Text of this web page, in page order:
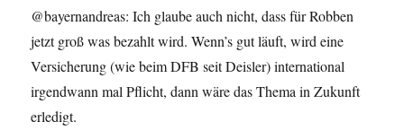
@bayernandreas: Ich glaube auch nicht, dass für Robben
jetzt groß was bezahlt wird. Wenn’s gut läuft, wird eine
Versicherung (wie beim DFB seit Deisler) international
irgendwann mal Pflicht, dann wäre das Thema in Zukunft
erledigt.